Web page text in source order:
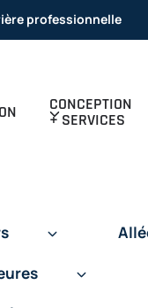
professionnelle
CONCEPTION
+ SERVICES